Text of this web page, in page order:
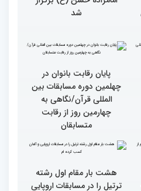
گزارش تصویری چهارمین
چهلمین دوره مسابقات
بین‌المللی قرآن کریم(بخش
دوم)